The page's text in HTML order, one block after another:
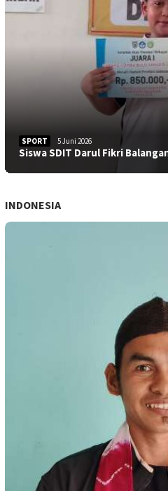
SPORT 5 Juni 2026
Siswa SDIT Darul Fikri
INDONESIA